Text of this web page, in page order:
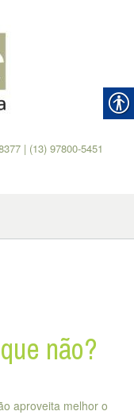
| (13) 97800-5451
não?
aproveita melhor o